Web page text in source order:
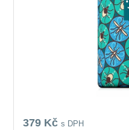
379 Kčs DPH